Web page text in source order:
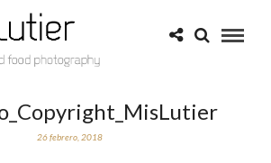
26 febrero, 2018